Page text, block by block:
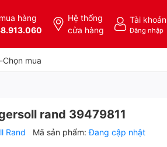
hàng
Hệ thống
cửa hàng
Tài khoản
Đăng nhập
Chọn mua
rand 39479811
Rand Mã sản phẩm:Đang cập nhật